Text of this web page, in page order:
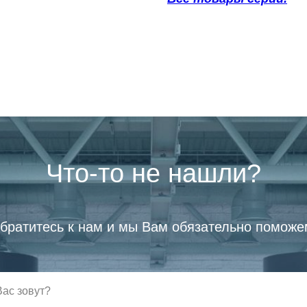
Что-то не нашли?
к нам и мы Вам обязательно